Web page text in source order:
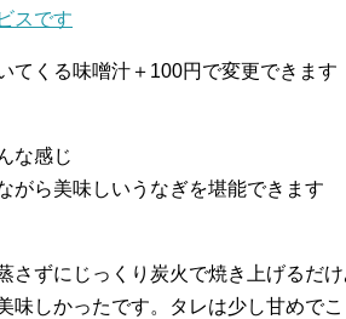
てくる味噌汁＋100円で変更できます
な感じ
がら美味しいうなぎを堪能できます
さずにじっくり炭火で焼き上げるだ
味しかったです。タレは少し甘めで